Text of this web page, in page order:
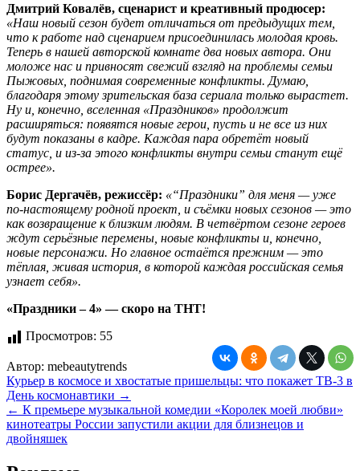
Дмитрий Ковалёв, сценарист и креативный продюсер:
«Наш новый сезон будет отличаться от предыдущих тем,
что к работе над сценарием присоединилась молодая кровь.
Теперь в нашей авторской комнате два новых автора. Они
моложе нас и привносят свежий взгляд на проблемы семьи
Пыжовых, поднимая современные конфликты. Думаю,
благодаря этому зрительская база сериала только вырастет.
Ну и, конечно, вселенная «Праздников» продолжит
расширяться: появятся новые герои, пусть и не все из них
будут показаны в кадре. Каждая пара обретёт новый
статус, и из-за этого конфликты внутри семьи станут ещё
острее».
Борис Дергачёв, режиссёр: «“Праздники” для меня — уже
по-настоящему родной проект, и съёмки новых сезонов — это
как возвращение к близким людям. В четвёртом сезоне героев
ждут серьёзные перемены, новые конфликты и, конечно,
новые персонажи. Но главное остаётся прежним — это
тёплая, живая история, в которой каждая российская семья
узнает себя».
«Праздники – 4» — скоро на ТНТ!
Просмотров: 55
Автор: mebeautytrends
Навигация
по
записям
Курьер в космосе и хвостатые пришельцы: что покажет ТВ-3 в
День космонавтики →
← К премьере музыкальной комедии «Королек моей любви»
кинотеатры России запустили акции для близнецов и
двойняшек